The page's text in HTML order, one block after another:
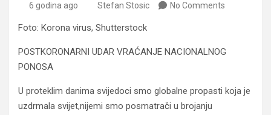
6 godina ago Stefan Stosic No Comments
Foto: Korona virus, Shutterstock
POSTKORONARNI UDAR VRAĆANJE NACIONALNOG
PONOSA
U proteklim danima svijedoci smo globalne propasti koja je
uzdrmala svijet,nijemi smo posmatrači u brojanju